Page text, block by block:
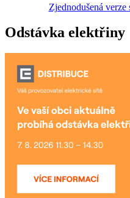
Zjednodušená
Odstávka elektřiny